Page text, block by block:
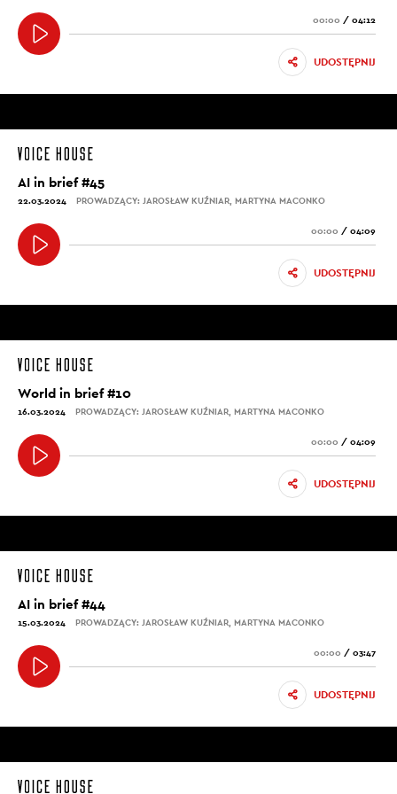
00:00 / 04:12
UDOSTĘPNIJ
AI in brief #45
22.03.2024 PROWADZĄCY: JAROSŁAW KUŹNIAR, MARTYNA MACONKO
00:00 / 04:09
UDOSTĘPNIJ
World in brief #10
16.03.2024 PROWADZĄCY: JAROSŁAW KUŹNIAR, MARTYNA MACONKO
00:00 / 04:09
UDOSTĘPNIJ
AI in brief #44
15.03.2024 PROWADZĄCY: JAROSŁAW KUŹNIAR, MARTYNA MACONKO
00:00 / 03:47
UDOSTĘPNIJ